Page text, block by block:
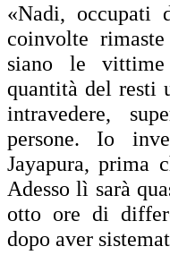
«Nadi, occupati
coinvolte
siano le vittime
quantità del resti
intravedere,
persone. Io
Jayapura, prima
Adesso lì sarà
otto ore di
dopo aver